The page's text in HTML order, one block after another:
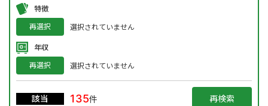
特徴
再選択
選択されていません
年収
再選択
選択されていません
該当 135件